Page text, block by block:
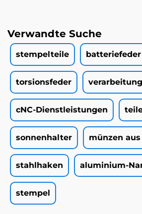
Verwandte Suche
stempelteile batteriefeder
torsionsfeder
cNC-Dienstleistungen
sonnenhalter münzen
stahlhaken aluminium-
stempel